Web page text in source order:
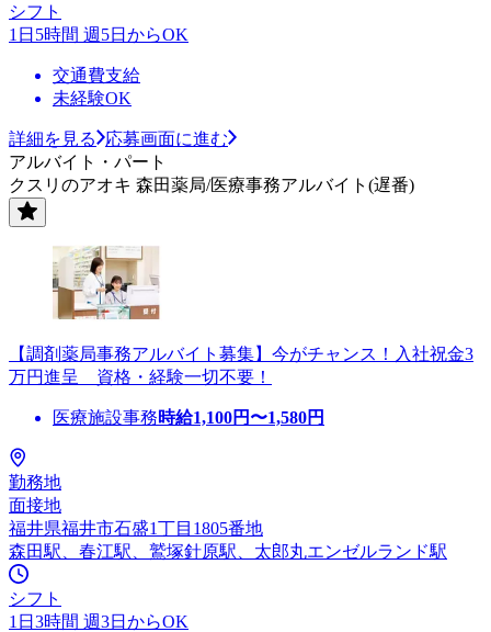
シフト
1日5時間 週5日からOK
交通費支給
未経験OK
詳細を見る
応募画面に進む
アルバイト・パート
クスリのアオキ 森田薬局/医療事務アルバイト(遅番)
【調剤薬局事務アルバイト募集】今がチャンス！入社祝金3
万円進呈 資格・経験一切不要！
医療施設事務時給1,100円〜1,580円
勤務地
面接地
福井県福井市石盛1丁目1805番地
森田駅、春江駅、鷲塚針原駅、太郎丸エンゼルランド駅
シフト
1日3時間 週3日からOK